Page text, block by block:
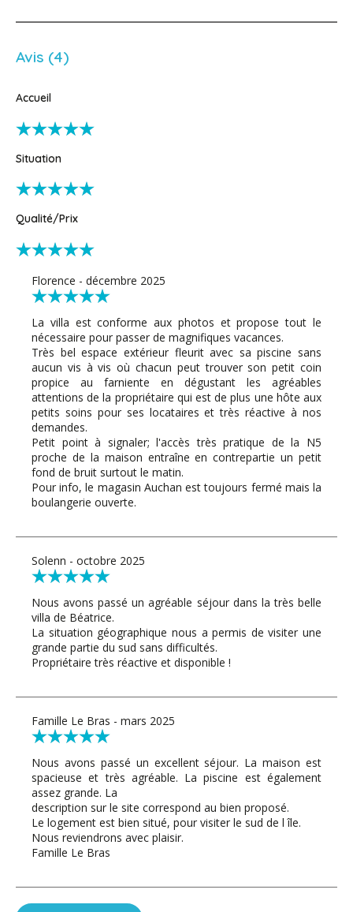
Avis (4)
Accueil
Situation
Qualité/Prix
Florence - décembre 2025
La villa est conforme aux photos et propose tout le
nécessaire pour passer de magnifiques vacances.
Très bel espace extérieur fleurit avec sa piscine sans
aucun vis à vis où chacun peut trouver son petit coin
propice au farniente en dégustant les agréables
attentions de la propriétaire qui est de plus une hôte aux
petits soins pour ses locataires et très réactive à nos
demandes.
Petit point à signaler; l'accès très pratique de la N5
proche de la maison entraîne en contrepartie un petit
fond de bruit surtout le matin.
Pour info, le magasin Auchan est toujours fermé mais la
boulangerie ouverte.
Solenn - octobre 2025
Nous avons passé un agréable séjour dans la très belle
villa de Béatrice.
La situation géographique nous a permis de visiter une
grande partie du sud sans difficultés.
Propriétaire très réactive et disponible !
Famille Le Bras - mars 2025
Nous avons passé un excellent séjour. La maison est
spacieuse et très agréable. La piscine est également
assez grande. La
description sur le site correspond au bien proposé.
Le logement est bien situé, pour visiter le sud de l île.
Nous reviendrons avec plaisir.
Famille Le Bras